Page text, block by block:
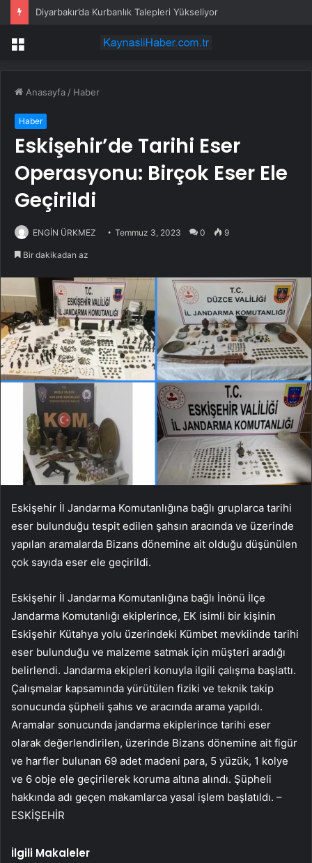
Diyarbakır’da Kurbanlık Talepleri Yükseliyor
Menü
Anasayfa / Haber
Haber
Eskişehir’de Tarihi Eser
Operasyonu: Birçok Eser Ele
Geçirildi
ENGİN ÜRKMEZ Temmuz 3, 2023 0 9
Bir dakikadan az
Eskişehir İl Jandarma Komutanlığına bağlı gruplarca tarihi
eser bulunduğu tespit edilen şahsın aracında ve üzerinde
yapılan aramalarda Bizans dönemine ait olduğu düşünülen
çok sayıda eser ele geçirildi.
Eskişehir İl Jandarma Komutanlığına bağlı İnönü İlçe
Jandarma Komutanlığı ekiplerince, EK isimli bir kişinin
Eskişehir Kütahya yolu üzerindeki Kümbet mevkiinde tarihi
eser bulunduğu ve malzeme satmak için müşteri aradığı
belirlendi. Jandarma ekipleri konuyla ilgili çalışma başlattı.
Çalışmalar kapsamında yürütülen fiziki ve teknik takip
sonucunda şüpheli şahıs ve aracında arama yapıldı.
Aramalar sonucunda jandarma ekiplerince tarihi eser
olarak değerlendirilen, üzerinde Bizans dönemine ait figür
ve harfler bulunan 69 adet madeni para, 5 yüzük, 1 kolye
ve 6 obje ele geçirilerek koruma altına alındı. Şüpheli
hakkında adı geçen makamlarca yasal işlem başlatıldı. –
ESKİŞEHİR
İlgili Makaleler